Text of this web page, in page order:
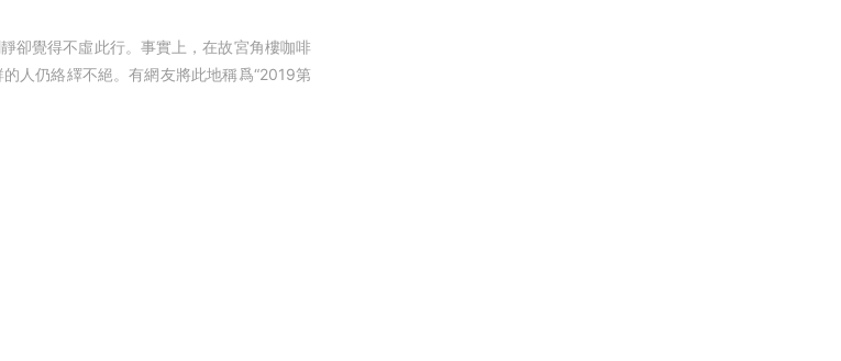
覺得不虛此行。事實上，在故宮角樓咖啡
人仍絡繹不絕。有網友將此地稱爲“2019第